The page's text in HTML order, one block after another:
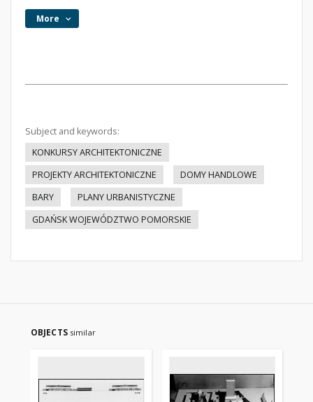
More
Subject and keywords:
KONKURSY ARCHITEKTONICZNE
PROJEKTY ARCHITEKTONICZNE
DOMY HANDLOWE
BARY
PLANY URBANISTYCZNE
GDAŃSK WOJEWÓDZTWO POMORSKIE
OBJECTS similar